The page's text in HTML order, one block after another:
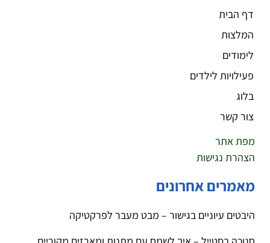
דף הבית
המלצות
לימודים
פעילויות לילדים
בלוג
צור קשר
מפת אתר
הצהרת נגישות
מאמרים אחרונים
היבטים עיוניים בגישור – מבט מעבר לפרקטיקה